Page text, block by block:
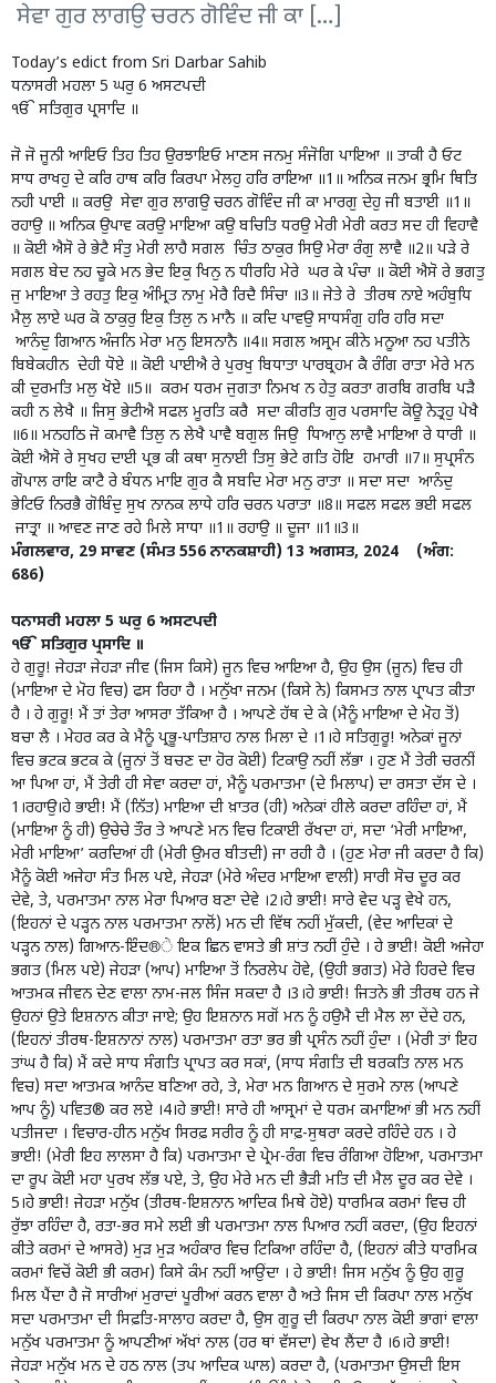
ਸੇਵਾ ਗੁਰ ਲਾਗਉ ਚਰਨ ਗੋਵਿੰਦ ਜੀ ਕਾ […]
Today’s edict from Sri Darbar Sahib
ਧਨਾਸਰੀ ਮਹਲਾ 5 ਘਰੁ 6 ਅਸਟਪਦੀ
ੴ ਸਤਿਗੁਰ ਪ੍ਰਸਾਦਿ ॥
ਜੋ ਜੋ ਜੂਨੀ ਆਇਓ ਤਿਹ ਤਿਹ ਉਰਝਾਇਓ ਮਾਣਸ ਜਨਮੁ ਸੰਜੋਗਿ ਪਾਇਆ ॥ ਤਾਕੀ ਹੈ ਓਟ
ਸਾਧ ਰਾਖਹੁ ਦੇ ਕਰਿ ਹਾਥ ਕਰਿ ਕਿਰਪਾ ਮੇਲਹੁ ਹਰਿ ਰਾਇਆ ॥1॥ ਅਨਿਕ ਜਨਮ ਭ੍ਰਮਿ ਥਿਤਿ
ਨਹੀ ਪਾਈ ॥ ਕਰਉ ਸੇਵਾ ਗੁਰ ਲਾਗਉ ਚਰਨ ਗੋਵਿੰਦ ਜੀ ਕਾ ਮਾਰਗੁ ਦੇਹੁ ਜੀ ਬਤਾਈ ॥1॥
ਰਹਾਉ ॥ ਅਨਿਕ ਉਪਾਵ ਕਰਉ ਮਾਇਆ ਕਉ ਬਚਿਤਿ ਧਰਉ ਮੇਰੀ ਮੇਰੀ ਕਰਤ ਸਦ ਹੀ ਵਿਹਾਵੈ
॥ ਕੋਈ ਐਸੋ ਰੇ ਭੇਟੈ ਸੰਤੁ ਮੇਰੀ ਲਾਹੈ ਸਗਲ ਚਿੰਤ ਠਾਕੁਰ ਸਿਉ ਮੇਰਾ ਰੰਗੁ ਲਾਵੈ ॥2॥ ਪੜੇ ਰੇ
ਸਗਲ ਬੇਦ ਨਹ ਚੂਕੇ ਮਨ ਭੇਦ ਇਕੁ ਖਿਨੁ ਨ ਧੀਰਹਿ ਮੇਰੇ ਘਰ ਕੇ ਪੰਚਾ ॥ ਕੋਈ ਐਸੋ ਰੇ ਭਗਤੁ
ਜੁ ਮਾਇਆ ਤੇ ਰਹਤੁ ਇਕੁ ਅੰਮ੍ਰਿਤ ਨਾਮੁ ਮੇਰੈ ਰਿਦੈ ਸਿੰਚਾ ॥3॥ ਜੇਤੇ ਰੇ ਤੀਰਥ ਨਾਏ ਅਹੰਬੁਧਿ
ਮੈਲੁ ਲਾਏ ਘਰ ਕੋ ਠਾਕੁਰੁ ਇਕੁ ਤਿਲੁ ਨ ਮਾਨੈ ॥ ਕਦਿ ਪਾਵਉ ਸਾਧਸੰਗੁ ਹਰਿ ਹਰਿ ਸਦਾ
ਆਨੰਦੁ ਗਿਆਨ ਅੰਜਨਿ ਮੇਰਾ ਮਨੁ ਇਸਨਾਨੈ ॥4॥ ਸਗਲ ਅਸ੍ਰਮ ਕੀਨੇ ਮਨੂਆ ਨਹ ਪਤੀਨੇ
ਬਿਬੇਕਹੀਨ ਦੇਹੀ ਧੋਏ ॥ ਕੋਈ ਪਾਈਐ ਰੇ ਪੁਰਖੁ ਬਿਧਾਤਾ ਪਾਰਬ੍ਰਹਮ ਕੈ ਰੰਗਿ ਰਾਤਾ ਮੇਰੇ ਮਨ
ਕੀ ਦੁਰਮਤਿ ਮਲੁ ਖੋਏ ॥5॥ ਕਰਮ ਧਰਮ ਜੁਗਤਾ ਨਿਮਖ ਨ ਹੇਤੁ ਕਰਤਾ ਗਰਬਿ ਗਰਬਿ ਪੜੈ
ਕਹੀ ਨ ਲੇਖੈ ॥ ਜਿਸੁ ਭੇਟੀਐ ਸਫਲ ਮੂਰਤਿ ਕਰੈ ਸਦਾ ਕੀਰਤਿ ਗੁਰ ਪਰਸਾਦਿ ਕੋਊ ਨੇਤ੍ਰਹੁ ਪੇਖੈ
॥6॥ ਮਨਹਠਿ ਜੋ ਕਮਾਵੈ ਤਿਲੁ ਨ ਲੇਖੈ ਪਾਵੈ ਬਗੁਲ ਜਿਉ ਧਿਆਨੁ ਲਾਵੈ ਮਾਇਆ ਰੇ ਧਾਰੀ ॥
ਕੋਈ ਐਸੋ ਰੇ ਸੁਖਹ ਦਾਈ ਪ੍ਰਭ ਕੀ ਕਥਾ ਸੁਨਾਈ ਤਿਸੁ ਭੇਟੇ ਗਤਿ ਹੋਇ ਹਮਾਰੀ ॥7॥ ਸੁਪ੍ਰਸੰਨ
ਗੋਪਾਲ ਰਾਇ ਕਾਟੈ ਰੇ ਬੰਧਨ ਮਾਇ ਗੁਰ ਕੈ ਸਬਦਿ ਮੇਰਾ ਮਨੁ ਰਾਤਾ ॥ ਸਦਾ ਸਦਾ ਆਨੰਦੁ
ਭੇਟਿਓ ਨਿਰਭੈ ਗੋਬਿੰਦੁ ਸੁਖ ਨਾਨਕ ਲਾਧੇ ਹਰਿ ਚਰਨ ਪਰਾਤਾ ॥8॥ ਸਫਲ ਸਫਲ ਭਈ ਸਫਲ
ਜਾਤ੍ਰਾ ॥ ਆਵਣ ਜਾਣ ਰਹੇ ਮਿਲੇ ਸਾਧਾ ॥1॥ ਰਹਾਉ ॥ ਦੂਜਾ ॥1॥3॥
ਮੰਗਲਵਾਰ, 29 ਸਾਵਣ (ਸੰਮਤ 556 ਨਾਨਕਸ਼ਾਹੀ) 13 ਅਗਸਤ, 2024 (ਅੰਗ:
686)
ਧਨਾਸਰੀ ਮਹਲਾ 5 ਘਰੁ 6 ਅਸਟਪਦੀ
ੴ ਸਤਿਗੁਰ ਪ੍ਰਸਾਦਿ ॥
ਹੇ ਗੁਰੂ! ਜੇਹੜਾ ਜੇਹੜਾ ਜੀਵ (ਜਿਸ ਕਿਸੇ) ਜੂਨ ਵਿਚ ਆਇਆ ਹੈ, ਉਹ ਉਸ (ਜੂਨ) ਵਿਚ ਹੀ
(ਮਾਇਆ ਦੇ ਮੋਹ ਵਿਚ) ਫਸ ਰਿਹਾ ਹੈ । ਮਨੁੱਖਾ ਜਨਮ (ਕਿਸੇ ਨੇ) ਕਿਸਮਤ ਨਾਲ ਪ੍ਰਾਪਤ ਕੀਤਾ
ਹੈ । ਹੇ ਗੁਰੂ! ਮੈਂ ਤਾਂ ਤੇਰਾ ਆਸਰਾ ਤੱਕਿਆ ਹੈ । ਆਪਣੇ ਹੱਥ ਦੇ ਕੇ (ਮੈਨੂੰ ਮਾਇਆ ਦੇ ਮੋਹ ਤੋਂ)
ਬਚਾ ਲੈ । ਮੇਹਰ ਕਰ ਕੇ ਮੈਨੂੰ ਪ੍ਰਭੂ-ਪਾਤਿਸ਼ਾਹ ਨਾਲ ਮਿਲਾ ਦੇ ।1।ਹੇ ਸਤਿਗੁਰੂ! ਅਨੇਕਾਂ ਜੂਨਾਂ
ਵਿਚ ਭਟਕ ਭਟਕ ਕੇ (ਜੂਨਾਂ ਤੋਂ ਬਚਣ ਦਾ ਹੋਰ ਕੋਈ) ਟਿਕਾਉ ਨਹੀਂ ਲੱਭਾ । ਹੁਣ ਮੈਂ ਤੇਰੀ ਚਰਨੀਂ
ਆ ਪਿਆ ਹਾਂ, ਮੈਂ ਤੇਰੀ ਹੀ ਸੇਵਾ ਕਰਦਾ ਹਾਂ, ਮੈਨੂੰ ਪਰਮਾਤਮਾ (ਦੇ ਮਿਲਾਪ) ਦਾ ਰਸਤਾ ਦੱਸ ਦੇ ।
1।ਰਹਾਉ।ਹੇ ਭਾਈ! ਮੈਂ (ਨਿੱਤ) ਮਾਇਆ ਦੀ ਖ਼ਾਤਰ (ਹੀ) ਅਨੇਕਾਂ ਹੀਲੇ ਕਰਦਾ ਰਹਿੰਦਾ ਹਾਂ, ਮੈਂ
(ਮਾਇਆ ਨੂੰ ਹੀ) ਉਚੇਚੇ ਤੌਰ ਤੇ ਆਪਣੇ ਮਨ ਵਿਚ ਟਿਕਾਈ ਰੱਖਦਾ ਹਾਂ, ਸਦਾ ‘ਮੇਰੀ ਮਾਇਆ,
ਮੇਰੀ ਮਾਇਆ’ ਕਰਦਿਆਂ ਹੀ (ਮੇਰੀ ਉਮਰ ਬੀਤਦੀ) ਜਾ ਰਹੀ ਹੈ । (ਹੁਣ ਮੇਰਾ ਜੀ ਕਰਦਾ ਹੈ ਕਿ)
ਮੈਨੂੰ ਕੋਈ ਅਜੇਹਾ ਸੰਤ ਮਿਲ ਪਏ, ਜੇਹੜਾ (ਮੇਰੇ ਅੰਦਰ ਮਾਇਆ ਵਾਲੀ) ਸਾਰੀ ਸੋਚ ਦੂਰ ਕਰ
ਦੇਵੇ, ਤੇ, ਪਰਮਾਤਮਾ ਨਾਲ ਮੇਰਾ ਪਿਆਰ ਬਣਾ ਦੇਵੇ ।2।ਹੇ ਭਾਈ! ਸਾਰੇ ਵੇਦ ਪੜ੍ਹ ਵੇਖੇ ਹਨ,
(ਇਹਨਾਂ ਦੇ ਪੜ੍ਹਨ ਨਾਲ ਪਰਮਾਤਮਾ ਨਾਲੋਂ) ਮਨ ਦੀ ਵਿੱਥ ਨਹੀਂ ਮੁੱਕਦੀ, (ਵੇਦ ਆਦਿਕਾਂ ਦੇ
ਪੜ੍ਹਨ ਨਾਲ) ਗਿਆਨ-ਇੰਦ®ੇ ਇਕ ਛਿਨ ਵਾਸਤੇ ਭੀ ਸ਼ਾਂਤ ਨਹੀਂ ਹੁੰਦੇ । ਹੇ ਭਾਈ! ਕੋਈ ਅਜੇਹਾ
ਭਗਤ (ਮਿਲ ਪਏ) ਜੇਹੜਾ (ਆਪ) ਮਾਇਆ ਤੋਂ ਨਿਰਲੇਪ ਹੋਵੇ, (ਉਹੀ ਭਗਤ) ਮੇਰੇ ਹਿਰਦੇ ਵਿਚ
ਆਤਮਕ ਜੀਵਨ ਦੇਣ ਵਾਲਾ ਨਾਮ-ਜਲ ਸਿੰਜ ਸਕਦਾ ਹੈ ।3।ਹੇ ਭਾਈ! ਜਿਤਨੇ ਭੀ ਤੀਰਥ ਹਨ ਜੇ
ਉਹਨਾਂ ਉਤੇ ਇਸ਼ਨਾਨ ਕੀਤਾ ਜਾਏ; ਉਹ ਇਸ਼ਨਾਨ ਸਗੋਂ ਮਨ ਨੂੰ ਹਉਮੈ ਦੀ ਮੈਲ ਲਾ ਦੇਂਦੇ ਹਨ,
(ਇਹਨਾਂ ਤੀਰਥ-ਇਸ਼ਨਾਨਾਂ ਨਾਲ) ਪਰਮਾਤਮਾ ਰਤਾ ਭਰ ਭੀ ਪ੍ਰਸੰਨ ਨਹੀਂ ਹੁੰਦਾ । (ਮੇਰੀ ਤਾਂ ਇਹ
ਤਾਂਘ ਹੈ ਕਿ) ਮੈਂ ਕਦੇ ਸਾਧ ਸੰਗਤਿ ਪ੍ਰਾਪਤ ਕਰ ਸਕਾਂ, (ਸਾਧ ਸੰਗਤਿ ਦੀ ਬਰਕਤਿ ਨਾਲ ਮਨ
ਵਿਚ) ਸਦਾ ਆਤਮਕ ਆਨੰਦ ਬਣਿਆ ਰਹੇ, ਤੇ, ਮੇਰਾ ਮਨ ਗਿਆਨ ਦੇ ਸੁਰਮੇ ਨਾਲ (ਆਪਣੇ
ਆਪ ਨੂੰ) ਪਵਿਤ® ਕਰ ਲਏ ।4।ਹੇ ਭਾਈ! ਸਾਰੇ ਹੀ ਆਸ੍ਰਮਾਂ ਦੇ ਧਰਮ ਕਮਾਇਆਂ ਭੀ ਮਨ ਨਹੀਂ
ਪਤੀਜਦਾ । ਵਿਚਾਰ-ਹੀਨ ਮਨੁੱਖ ਸਿਰਫ਼ ਸਰੀਰ ਨੂੰ ਹੀ ਸਾਫ਼-ਸੁਥਰਾ ਕਰਦੇ ਰਹਿੰਦੇ ਹਨ । ਹੇ
ਭਾਈ! (ਮੇਰੀ ਇਹ ਲਾਲਸਾ ਹੈ ਕਿ) ਪਰਮਾਤਮਾ ਦੇ ਪ੍ਰੇਮ-ਰੰਗ ਵਿਚ ਰੰਗਿਆ ਹੋਇਆ, ਪਰਮਾਤਮਾ
ਦਾ ਰੂਪ ਕੋਈ ਮਹਾ ਪੁਰਖ ਲੱਭ ਪਏ, ਤੇ, ਉਹ ਮੇਰੇ ਮਨ ਦੀ ਭੈੜੀ ਮਤਿ ਦੀ ਮੈਲ ਦੂਰ ਕਰ ਦੇਵੇ ।
5।ਹੇ ਭਾਈ! ਜੇਹੜਾ ਮਨੁੱਖ (ਤੀਰਥ-ਇਸ਼ਨਾਨ ਆਦਿਕ ਮਿਥੇ ਹੋਏ) ਧਾਰਮਿਕ ਕਰਮਾਂ ਵਿਚ ਹੀ
ਰੁੱਝਾ ਰਹਿੰਦਾ ਹੈ, ਰਤਾ-ਭਰ ਸਮੇ ਲਈ ਭੀ ਪਰਮਾਤਮਾ ਨਾਲ ਪਿਆਰ ਨਹੀਂ ਕਰਦਾ, (ਉਹ ਇਹਨਾਂ
ਕੀਤੇ ਕਰਮਾਂ ਦੇ ਆਸਰੇ) ਮੁੜ ਮੁੜ ਅਹੰਕਾਰ ਵਿਚ ਟਿਕਿਆ ਰਹਿੰਦਾ ਹੈ, (ਇਹਨਾਂ ਕੀਤੇ ਧਾਰਮਿਕ
ਕਰਮਾਂ ਵਿਚੋਂ ਕੋਈ ਭੀ ਕਰਮ) ਕਿਸੇ ਕੰਮ ਨਹੀਂ ਆਉਂਦਾ । ਹੇ ਭਾਈ! ਜਿਸ ਮਨੁੱਖ ਨੂੰ ਉਹ ਗੁਰੂ
ਮਿਲ ਪੈਂਦਾ ਹੈ ਜੋ ਸਾਰੀਆਂ ਮੁਰਾਦਾਂ ਪੂਰੀਆਂ ਕਰਨ ਵਾਲਾ ਹੈ ਅਤੇ ਜਿਸ ਦੀ ਕਿਰਪਾ ਨਾਲ ਮਨੁੱਖ
ਸਦਾ ਪਰਮਾਤਮਾ ਦੀ ਸਿਫ਼ਤਿ-ਸਾਲਾਹ ਕਰਦਾ ਹੈ, ਉਸ ਗੁਰੂ ਦੀ ਕਿਰਪਾ ਨਾਲ ਕੋਈ ਭਾਗਾਂ ਵਾਲਾ
ਮਨੁੱਖ ਪਰਮਾਤਮਾ ਨੂੰ ਆਪਣੀਆਂ ਅੱਖਾਂ ਨਾਲ (ਹਰ ਥਾਂ ਵੱਸਦਾ) ਵੇਖ ਲੈਂਦਾ ਹੈ ।6।ਹੇ ਭਾਈ!
ਜੇਹੜਾ ਮਨੁੱਖ ਮਨ ਦੇ ਹਠ ਨਾਲ (ਤਪ ਆਦਿਕ ਘਾਲ) ਕਰਦਾ ਹੈ, (ਪਰਮਾਤਮਾ ਉਸਦੀ ਇਸ